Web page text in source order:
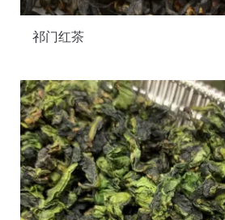
祁门红茶